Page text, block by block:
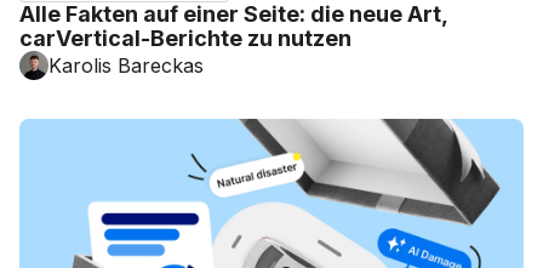
Alle Fakten auf einer Seite: die neue Art,
carVertical-Berichte zu nutzen
Karolis Bareckas